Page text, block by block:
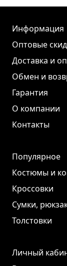
Информация
Оптовые
Доставка и
Обмен и
Гарантия
О компании
Контакты
Популярное
Костюмы и
Кроссовки
Сумки,
Толстовки
Личный